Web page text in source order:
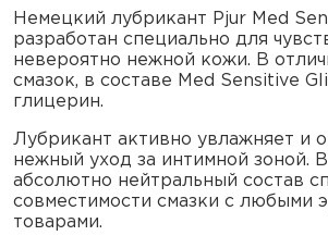
Немецкий лубрикант Pjur Med
разработан специально для
невероятно нежной кожи. В
смазок, в составе Med Sensitive
глицерин.
Лубрикант активно увлажняет и
нежный уход за интимной зоной.
абсолютно нейтральный состав
совместимости смазки с любыми
товарами.